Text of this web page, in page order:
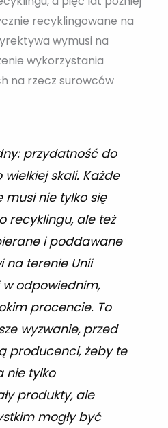
recyklingowane na
wymusi na
wykorzystania
na rzecz surowców
przydatność do
skali. Każde
musi nie tylko się
recyklingu, ale też
i poddawane
na terenie Unii
w odpowiednim,
procencie. To
wyzwanie, przed
producenci, żeby te
nie tylko
produkty, ale
mogły być